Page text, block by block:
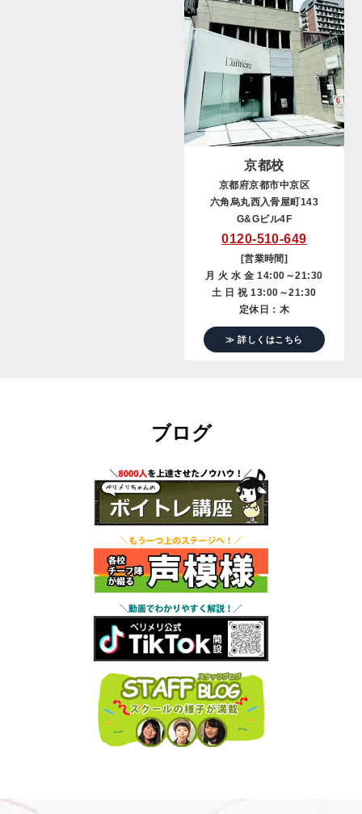
京都校
京都府京都市中京区
六角烏丸西入骨屋町143
G&Gビル4F
0120-510-649
[営業時間]
月 火 水 金 14:00～21:30
土 日 祝 13:00～21:30
定休日：木
≫ 詳しくはこちら
ブログ